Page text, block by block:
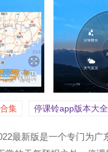
集 停课铃app版本大全
最新版是一个专门为广